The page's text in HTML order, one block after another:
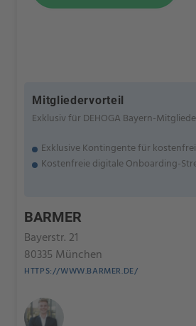
Mitgliedervorteil
Exklusiv für DEHOGA Bayern-
Exklusive Kontingente für
Kostenfreie digitale Onboarding-
BARMER
Bayerstr. 21
80335 München
HTTPS://WWW.BARMER.DE/